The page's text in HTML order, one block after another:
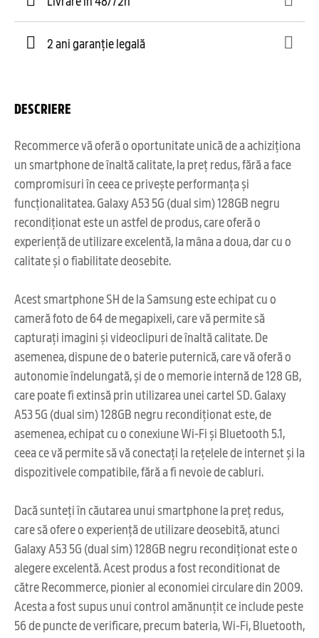
2 ani garanție legală
DESCRIERE
Recommerce vă oferă o oportunitate unică de a achiziționa
un smartphone de înaltă calitate, la preț redus, fără a face
compromisuri în ceea ce privește performanța și
funcționalitatea. Galaxy A53 5G (dual sim) 128GB negru
recondiționat este un astfel de produs, care oferă o
experiență de utilizare excelentă, la mâna a doua, dar cu o
calitate și o fiabilitate deosebite.
Acest smartphone SH de la Samsung este echipat cu o
cameră foto de 64 de megapixeli, care vă permite să
capturați imagini și videoclipuri de înaltă calitate. De
asemenea, dispune de o baterie puternică, care vă oferă o
autonomie îndelungată, și de o memorie internă de 128 GB,
care poate fi extinsă prin utilizarea unei cartel SD. Galaxy
A53 5G (dual sim) 128GB negru recondiționat este, de
asemenea, echipat cu o conexiune Wi-Fi și Bluetooth 5.1,
ceea ce vă permite să vă conectați la rețelele de internet și la
dispozitivele compatibile, fără a fi nevoie de cabluri.
Dacă sunteți în căutarea unui smartphone la preț redus,
care să ofere o experiență de utilizare deosebită, atunci
Galaxy A53 5G (dual sim) 128GB negru recondiționat este o
alegere excelentă. Acest produs a fost reconditionat de
către Recommerce, pionier al economiei circulare din 2009.
Acesta a fost supus unui control amănunțit ce include peste
56 de puncte de verificare, precum bateria, Wi-Fi, Bluetooth,